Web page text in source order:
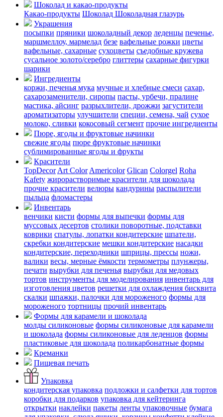
Шоколад и какао-продукты
Какао-продукты Шоколад Шоколадная глазурь
Украшения
посыпки пряники шоколадный декор леденцы печенье,
маршмеллоу, мармелад безе вафельные рожки цветы
вафельные, сахарные сухоцветы съедобные кружева
сусальное золото/серебро глиттеры сахарные фигурки
шарики
Ингредиенты
коржи, печенья мука мучные и хлебные смеси сахар,
сахарозаменители, сиропы пасты, урбечи, пралине
мастика, айсинг разрыхлители, дрожжи загустители
ароматизаторы улучшители специи, семена, чай сухое
молоко, сливки кокосовый сегмент прочие ингредиенты
Пюре, ягоды и фруктовые начинки
свежие ягоды пюре фруктовые начинки
сублимированные ягоды и фрукты
Красители
TopDecor Art Color Americolor Glican Colorgel Roha
Kafety жирорастворимые красители для шоколада
прочие красители велюры кандурины распылители
пыльца фломастеры
Инвентарь
венчики кисти формы для выпечки формы для
муссовых десертов столики поворотные, подставки
коврики cпатулы, лопатки кондитерские шпатели,
скребки кондитерские мешки кондитерские насадки
кондитерские, переходники шприцы, прессы ножи,
валики весы, мерные ёмкости термометры плунжеры,
печати вырубки для печенья вырубки для медовых
тортов инструменты для моделирования инвентарь для
изготовления цветов решетки для охлаждения бисквита
скалки шпажки, палочки для мороженого формы для
мороженого тортницы прочий инвентарь
Формы для карамели и шоколада
молды силиконовые формы силиконовые для карамели
и шоколада формы силиконовые для леденцов формы
пластиковые для шоколада поликарбонатные формы
Креманки
Пищевая печать
Упаковка
кондитерская упаковка подложки и салфетки для тортов
коробки для подарков упаковка для кейтеринга
открытки наклейки пакеты ленты упаковочные бумага